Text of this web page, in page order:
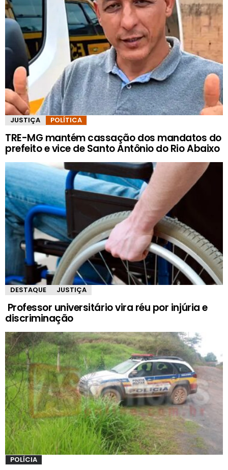
JUSTIÇA POLÍTICA
TRE-MG mantém cassação dos mandatos do
prefeito e vice de Santo Antônio do Rio Abaixo
DESTAQUE JUSTIÇA
Professor universitário vira réu por injúria e
discriminação
POLÍCIA